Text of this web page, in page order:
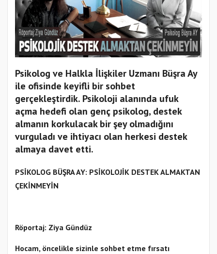
Psikolog ve Halkla İlişkiler Uzmanı Büşra Ay
ile ofisinde keyifli bir sohbet
gerçekleştirdik. Psikoloji alanında ufuk
açma hedefi olan genç psikolog, destek
almanın korkulacak bir şey olmadığını
vurguladı ve ihtiyacı olan herkesi destek
almaya davet etti.
PSİKOLOG BÜŞRA AY: PSİKOLOJİK DESTEK ALMAKTAN
ÇEKİNMEYİN
Röportaj: Ziya Gündüz
Hocam, öncelikle sizinle sohbet etme fırsatı